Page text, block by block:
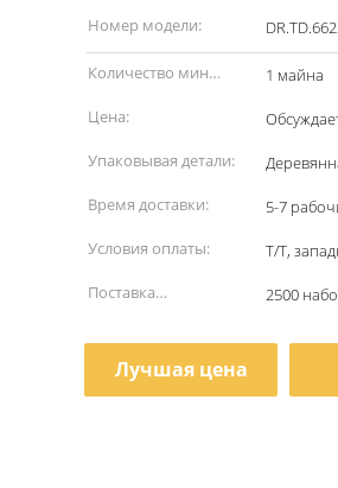
Номер модели:
Количество мин
заказа:
1 майна
Цена:
Упаковывая детали:
Время доставки:
5-7
Условия оплаты:
T/T,
Поставка
2500
Лучшая цена